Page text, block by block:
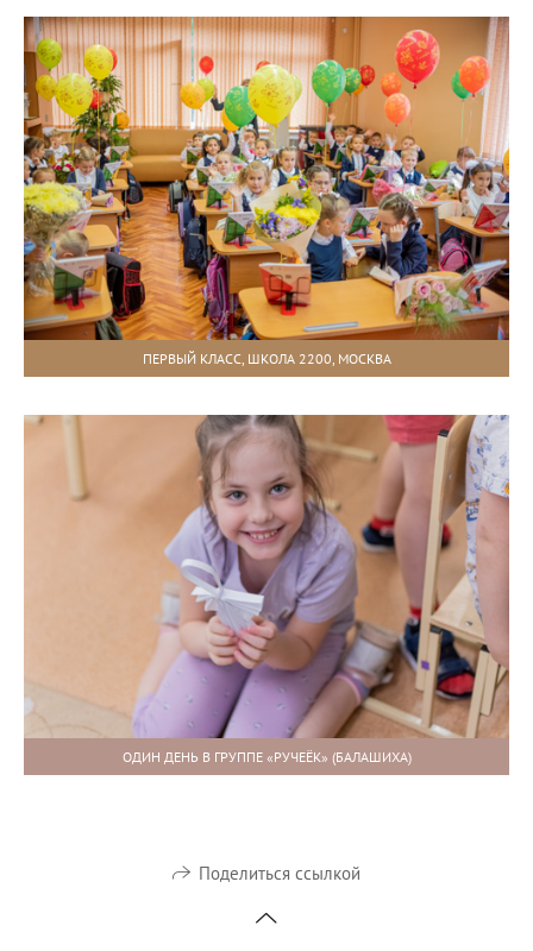
ПЕРВЫЙ КЛАСС, ШКОЛА 2200, МОСКВА
ОДИН ДЕНЬ В ГРУППЕ «РУЧЕЁК» (БАЛАШИХА)
Поделиться ссылкой